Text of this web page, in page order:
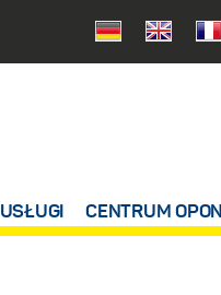
USŁUGI CENTRUM OPON